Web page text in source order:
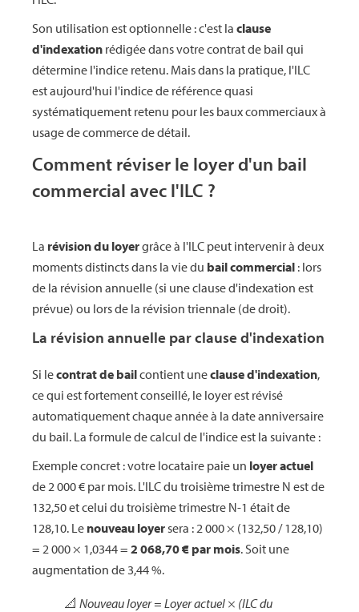
Son utilisation est optionnelle : c'est la clause
d'indexation rédigée dans votre contrat de bail qui
détermine l'indice retenu. Mais dans la pratique, l'ILC
est aujourd'hui l'indice de référence quasi
systématiquement retenu pour les baux commerciaux à
usage de commerce de détail.
Comment réviser le loyer d'un bail
commercial avec l'ILC ?
La révision du loyergrâce à l'ILC peut intervenir à deux
moments distincts dans la vie du bail commercial : lors
de la révision annuelle (si une clause d'indexation est
prévue) ou lors de la révision triennale (de droit).
La révision annuelle par clause d'indexation
Si lecontrat de bailcontient uneclause d'indexation,
ce qui est fortement conseillé, le loyer est révisé
automatiquement chaque année à la date anniversaire
du bail. La formule de calcul de l'indice est la suivante :
Exemple concret : votre locataire paie un loyer actuel
de 2 000 € par mois. L'ILC du troisième trimestre N est de
132,50 et celui du troisième trimestre N-1 était de
128,10. Le nouveau loyer sera : 2 000 × (132,50 / 128,10)
= 2 000 × 1,0344 = 2 068,70 € par mois. Soit une
augmentation de 3,44 %.
📐 Nouveau loyer = Loyer actuel × (ILC du